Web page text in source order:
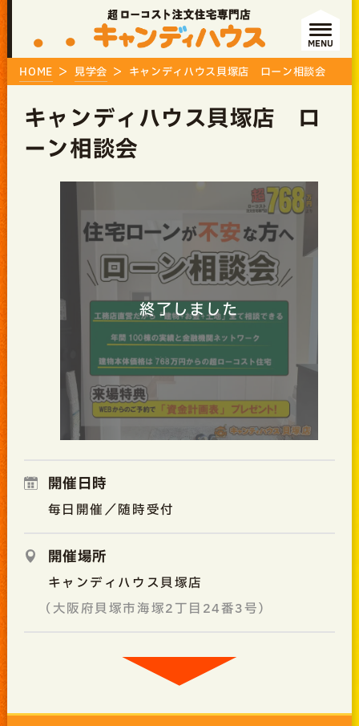
MENU
HOME 見学会 キャンディハウス貝塚店 ローン相談会
キャンディハウス貝塚店 ロ
ーン相談会
終了しました
開催日時
毎日開催／随時受付
開催場所
キャンディハウス貝塚店
（大阪府貝塚市海塚2丁目24番3号）